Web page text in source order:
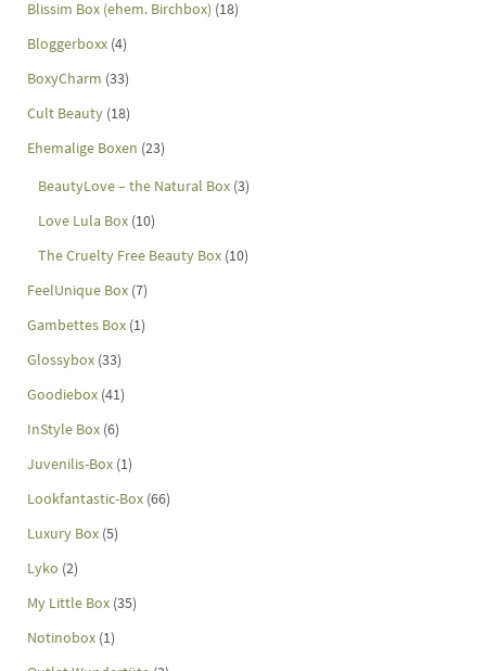
Blissim Box (ehem. Birchbox) (18)
Bloggerboxx (4)
BoxyCharm (33)
Cult Beauty (18)
Ehemalige Boxen (23)
BeautyLove – the Natural Box (3)
Love Lula Box (10)
The Cruelty Free Beauty Box (10)
FeelUnique Box (7)
Gambettes Box (1)
Glossybox (33)
Goodiebox (41)
InStyle Box (6)
Juvenilis-Box (1)
Lookfantastic-Box (66)
Luxury Box (5)
Lyko (2)
My Little Box (35)
Notinobox (1)